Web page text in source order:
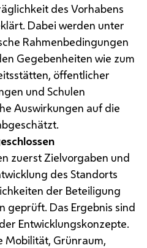
des Vorhabens
Dabei werden unter
Rahmenbedingungen
Gegebenheiten wie zum
öffentlicher
und Schulen
Auswirkungen auf die
zuerst Zielvorgaben und
des Standorts
der Beteiligung
geprüft. Das Ergebnis sind
Entwicklungskonzepte.
Mobilität, Grünraum,